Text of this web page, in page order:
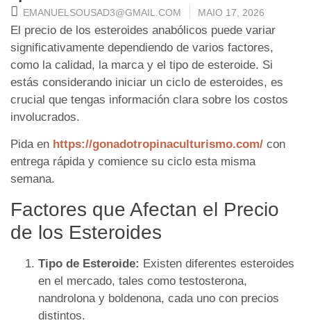
EMANUELSOUSAD3@GMAIL.COM MAIO 17, 2026
El precio de los esteroides anabólicos puede variar
significativamente dependiendo de varios factores,
como la calidad, la marca y el tipo de esteroide. Si
estás considerando iniciar un ciclo de esteroides, es
crucial que tengas información clara sobre los costos
involucrados.
Pida en https://gonadotropinaculturismo.com/ con
entrega rápida y comience su ciclo esta misma
semana.
Factores que Afectan el Precio
de los Esteroides
Tipo de Esteroide: Existen diferentes esteroides
en el mercado, tales como testosterona,
nandrolona y boldenona, cada uno con precios
distintos.